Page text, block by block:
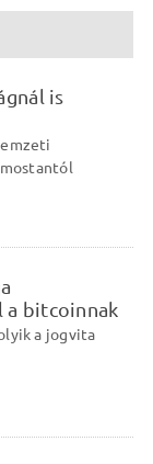
is
a bitcoinnak
a jogvita